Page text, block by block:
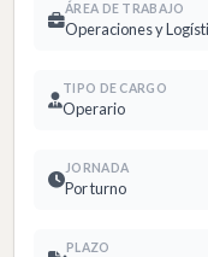
ÁREA DE TRABAJO
Operaciones y
TIPO DE CARGO
Operario
JORNADA
Por turno
PLAZO